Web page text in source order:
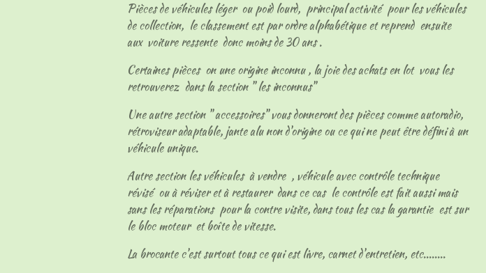
Pièces de véhicules léger ou poid lourd, principal activité pour les véhicules
de collection, le classement est par ordre alphabétique et reprend ensuite
aux voiture ressente donc moins de 30 ans .
Certaines pièces on une origine inconnu , la joie des achats en lot vous les
retrouverez dans la section " les inconnus"
Une autre section " accessoires" vous donneront des pièces comme autoradio,
rétroviseur adaptable, jante alu non d'origine ou ce qui ne peut être défini à un
véhicule unique.
Autre section les véhicules à vendre , véhicule avec contrôle technique
révisé ou à réviser et à restaurer dans ce cas le contrôle est fait aussi mais
sans les réparations pour la contre visite, dans tous les cas la garantie est sur
le bloc moteur et boîte de vitesse.
La brocante c'est surtout tous ce qui est livre, carnet d'entretien, etc........